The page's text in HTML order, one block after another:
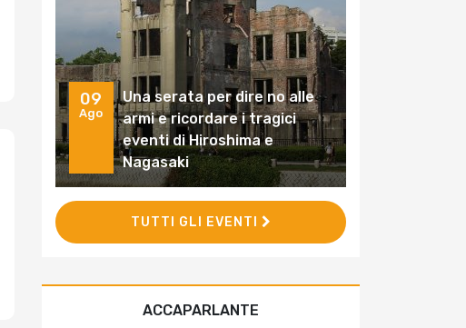
09
Ago
Una serata per dire no alle
armi e ricordare i tragici
eventi di Hiroshima e
Nagasaki
TUTTI GLI EVENTI
ACCAPARLANTE